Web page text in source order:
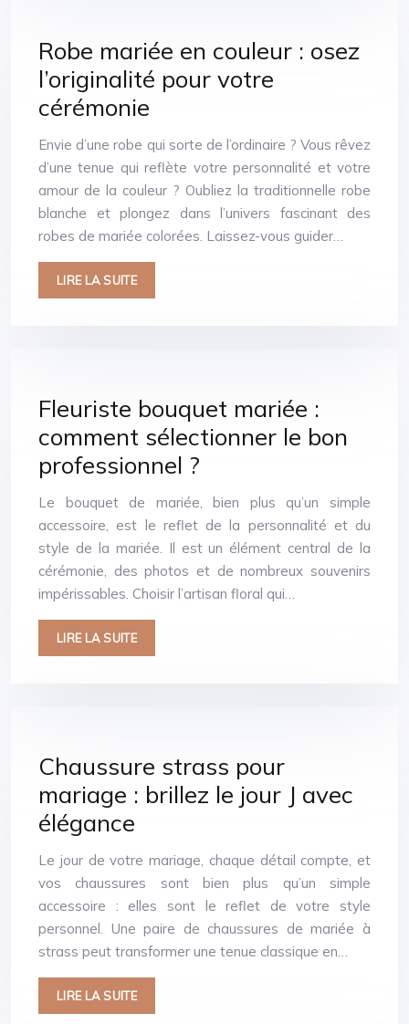
Robe mariée en couleur : osez
l’originalité pour votre
cérémonie
Envie d’une robe qui sorte de l’ordinaire ? Vous rêvez
d’une tenue qui reflète votre personnalité et votre
amour de la couleur ? Oubliez la traditionnelle robe
blanche et plongez dans l’univers fascinant des
robes de mariée colorées. Laissez-vous guider…
LIRE LA SUITE
Fleuriste bouquet mariée :
comment sélectionner le bon
professionnel ?
Le bouquet de mariée, bien plus qu’un simple
accessoire, est le reflet de la personnalité et du
style de la mariée. Il est un élément central de la
cérémonie, des photos et de nombreux souvenirs
impérissables. Choisir l’artisan floral qui…
LIRE LA SUITE
Chaussure strass pour
mariage : brillez le jour J avec
élégance
Le jour de votre mariage, chaque détail compte, et
vos chaussures sont bien plus qu’un simple
accessoire : elles sont le reflet de votre style
personnel. Une paire de chaussures de mariée à
strass peut transformer une tenue classique en…
LIRE LA SUITE